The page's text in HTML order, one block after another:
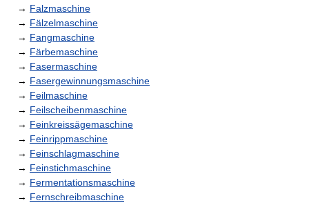
→ Falzmaschine
→ Fälzelmaschine
→ Fangmaschine
→ Färbemaschine
→ Fasermaschine
→ Fasergewinnungsmaschine
→ Feilmaschine
→ Feilscheibenmaschine
→ Feinkreissägemaschine
→ Feinrippmaschine
→ Feinschlagmaschine
→ Feinstichmaschine
→ Fermentationsmaschine
→ Fernschreibmaschine